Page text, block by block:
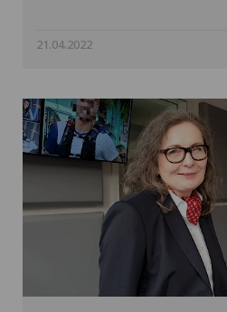
21.04.2022